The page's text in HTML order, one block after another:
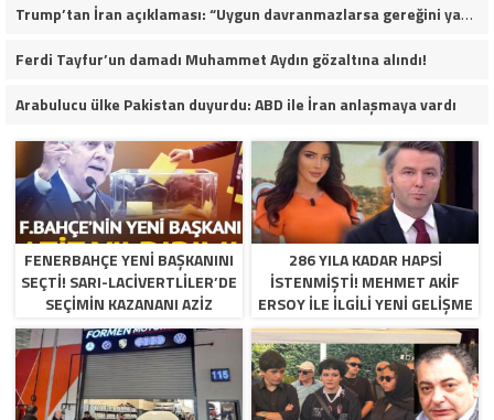
Trump’tan İran açıklaması: “Uygun davranmazlarsa gereğini yaparım”
Ferdi Tayfur’un damadı Muhammet Aydın gözaltına alındı!
Arabulucu ülke Pakistan duyurdu: ABD ile İran anlaşmaya vardı
FENERBAHÇE YENI BAŞKANINI
SEÇTI! SARI-LACIVERTLILER’DE
SEÇIMIN KAZANANI AZIZ
YILDIRIM OLDU
286 YILA KADAR HAPSI
ISTENMIŞTI! MEHMET AKIF
ERSOY ILE ILGILI YENI GELIŞME